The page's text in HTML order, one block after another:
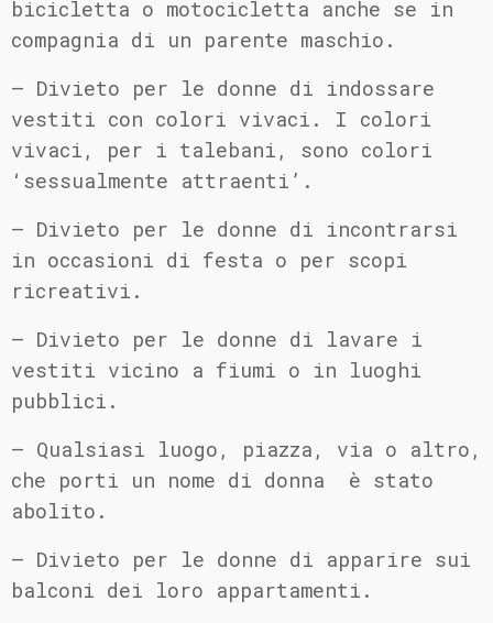
bicicletta o motocicletta anche se in
compagnia di un parente maschio.
– Divieto per le donne di indossare
vestiti con colori vivaci. I colori
vivaci, per i talebani, sono colori
‘sessualmente attraenti’.
– Divieto per le donne di incontrarsi
in occasioni di festa o per scopi
ricreativi.
– Divieto per le donne di lavare i
vestiti vicino a fiumi o in luoghi
pubblici.
– Qualsiasi luogo, piazza, via o altro,
che porti un nome di donna è stato
abolito.
– Divieto per le donne di apparire sui
balconi dei loro appartamenti.